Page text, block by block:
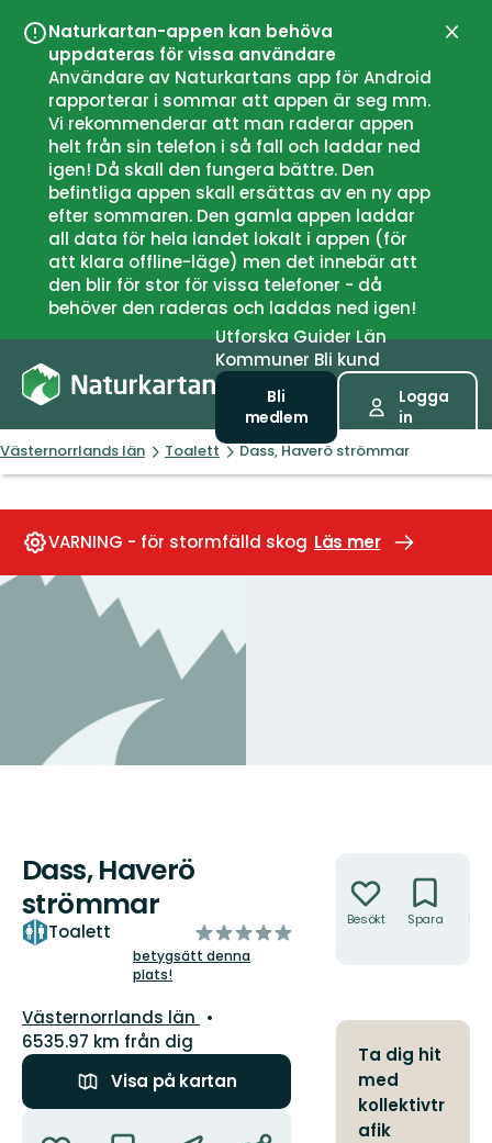
Naturkartan-appen kan behöva
uppdateras för vissa användare
Användare av Naturkartans app för Android
rapporterar i sommar att appen är seg mm.
Vi rekommenderar att man raderar appen
helt från sin telefon i så fall och laddar ned
igen! Då skall den fungera bättre. Den
befintliga appen skall ersättas av en ny app
efter sommaren. Den gamla appen laddar
all data för hela landet lokalt i appen (för
att klara offline-läge) men det innebär att
den blir för stor för vissa telefoner - då
behöver den raderas och laddas ned igen!
UtforskaGuiderLän
Kommuner Bli kund
Bli
medlem
Logga
in
Västernorrlands län Toalett Dass, Haverö strömmar
VARNING - för stormfälld skog Läs mer
Dass, Haverö
strömmar
Toalett
av
5
betygsätt denna
plats!
Län:
Västernorrlands län
6535.97 km från dig
Visa på kartan
Besökt Spara
Ta dig hit
med
kollektivtr
afik